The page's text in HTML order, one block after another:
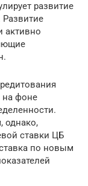
развитие
активно
на фоне
однако,
ставки ЦБ
по новым